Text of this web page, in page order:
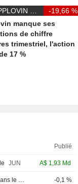
-19,66 %
manque ses
de chiffre
trimestriel, l'action
17 %
Publié
JUN A$ 1,93 Md
Créations d'emploi dans le secteur privé non agricole (Trimestriel) -0,1 %